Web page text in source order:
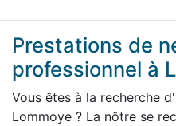
Prestations de
professionnel à
Vous êtes à la recherche
Lommoye ? La nôtre se